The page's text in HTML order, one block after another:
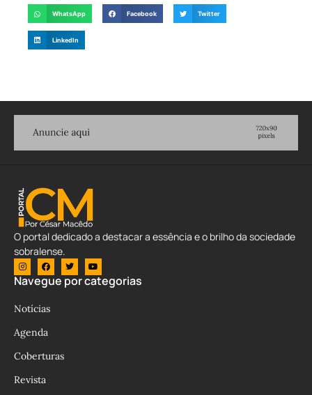
WhatsApp Facebook Twitter
LinkedIn
O portal dedicado a destacar a essência e o brilho da sociedade
sobralense.
Navegue por categorias
Notícias
Agenda
Coberturas
Revista